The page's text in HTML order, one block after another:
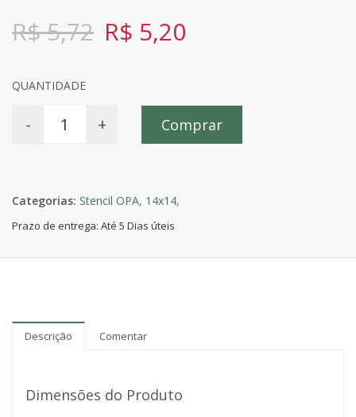
R$ 5,72 R$ 5,20
QUANTIDADE
- + Comprar
Categorias: Stencil OPA, 14x14,
Prazo de entrega: Até 5 Dias úteis
Descrição Comentar
Dimensões do Produto